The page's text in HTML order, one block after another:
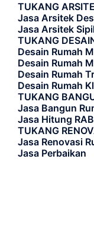
TUKANG
Jasa Arsitek
Jasa Arsitek
TUKANG
Desain Rumah
Desain Rumah
Desain Rumah
Desain Rumah
TUKANG
Jasa Bangun
Jasa Hitung RAB
TUKANG
Jasa Renovasi
Jasa Perbaikan